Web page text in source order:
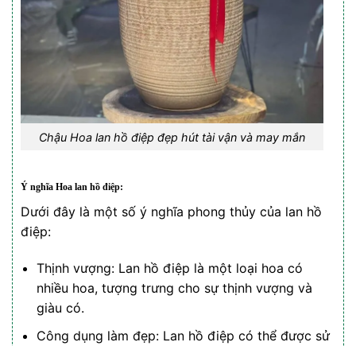
Chậu Hoa lan hồ điệp đẹp hút tài vận và may mắn
Ý nghĩa Hoa lan hồ điệp:
Dưới đây là một số ý nghĩa phong thủy của lan hồ
điệp:
Thịnh vượng: Lan hồ điệp là một loại hoa có
nhiều hoa, tượng trưng cho sự thịnh vượng và
giàu có.
Công dụng làm đẹp: Lan hồ điệp có thể được sử